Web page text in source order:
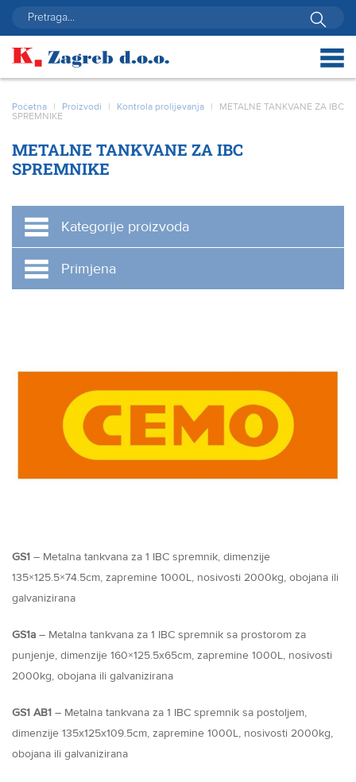
Početna | Proizvodi | Kontrola prolijevanja |
METALNE TANKVANE ZA IBC
SPREMNIKE
METALNE TANKVANE ZA IBC
SPREMNIKE
GS1 – Metalna tankvana za 1 IBC spremnik, dimenzije
135×125.5×74.5cm, zapremine 1000L, nosivosti 2000kg, obojana ili
galvanizirana
GS1a – Metalna tankvana za 1 IBC spremnik sa prostorom za
punjenje, dimenzije 160×125.5x65cm, zapremine 1000L, nosivosti
2000kg, obojana ili galvanizirana
GS1 AB1 – Metalna tankvana za 1 IBC spremnik sa postoljem,
dimenzije 135x125x109.5cm, zapremine 1000L, nosivosti 2000kg,
obojana ili galvanizirana